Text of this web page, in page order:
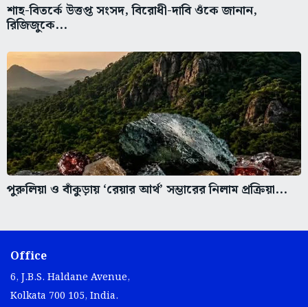
শাহ-বিতর্কে উত্তপ্ত সংসদ, বিরোধী-দাবি ওঁকে জানান,
রিজিজুকে...
পুরুলিয়া ও বাঁকুড়ায় ‘রেয়ার আর্থ’ সম্ভারের নিলাম প্রক্রিয়া...
Office
6, J.B.S. Haldane Avenue,
Kolkata 700 105, India.